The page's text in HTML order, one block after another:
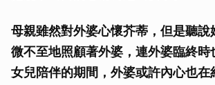
母親雖然對外婆心懷芥蒂，但是聽說
微不至地照顧著外婆，連外婆臨終時
女兒陪伴的期間，外婆或許內心也在